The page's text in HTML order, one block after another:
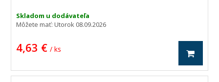
Skladom u dodávateľa
Môžete mať:Utorok 08.09.2026
4,63 € / ks